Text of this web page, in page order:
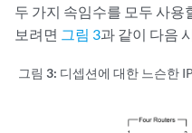
두 가지 속임수를 모두 사용
보려면 그림 3과 같이 다음
그림 3: 디셉션에 대한 느슨한